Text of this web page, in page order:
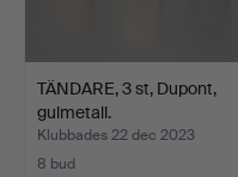
TÄNDARE, 3 st, Dupont,
gulmetall.
Klubbades 22 dec 2023
8 bud